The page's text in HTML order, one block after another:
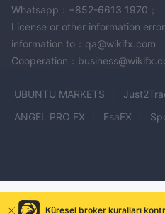
Whatsapp：+852-6613 1970；
License or other information
information to：qa@wikifx.com
Cooperation：
UBUNTU MARKETS
ANGEL PRO FX
EsaFX
ICE FX
FOREX SPORT
8MAX
The Lion
Küresel broker kuralları